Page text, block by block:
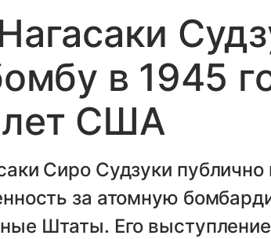
в 1945
США
Сиро Судзуки публично
за атомную
Штаты. Его